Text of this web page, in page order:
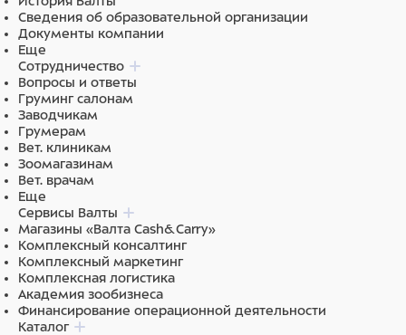
Сведения об образовательной организации
Документы компании
Еще
Сотрудничество
Вопросы и ответы
Груминг салонам
Заводчикам
Грумерам
Вет. клиникам
Зоомагазинам
Вет. врачам
Еще
Сервисы Валты
Магазины «Валта Cash&Carry»
Комплексный консалтинг
Комплексный маркетинг
Комплексная логистика
Академия зообизнеса
Финансирование операционной деятельности
Каталог